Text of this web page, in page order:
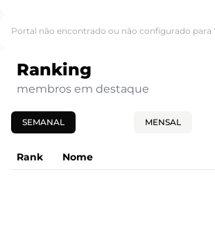
Portal não encontrado ou não configurado para
Ranking
membros em destaque
SEMANAL MENSAL
Rank Nome